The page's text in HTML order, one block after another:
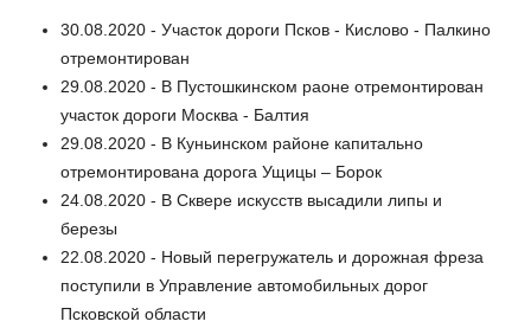
30.08.2020 - Участок дороги Псков - Кислово - Палкино
отремонтирован
29.08.2020 - В Пустошкинском раоне отремонтирован
участок дороги Москва - Балтия
29.08.2020 - В Куньинском районе капитально
отремонтирована дорога Ущицы – Борок
24.08.2020 - В Сквере искусств высадили липы и
березы
22.08.2020 - Новый перегружатель и дорожная фреза
поступили в Управление автомобильных дорог
Псковской области